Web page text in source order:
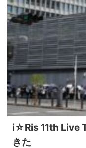
i☆Ris 11th Live
きた